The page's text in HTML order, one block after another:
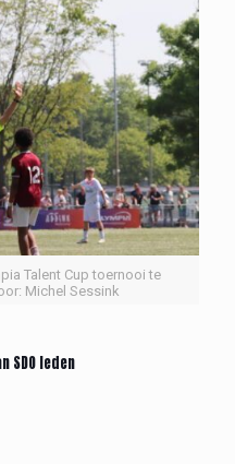
Talent Cup toernooi te
Michel Sessink
SDO leden